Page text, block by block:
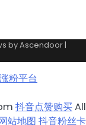
byAscendoor|
粉平台
抖音点赞购买All
站地图 抖音粉丝卡